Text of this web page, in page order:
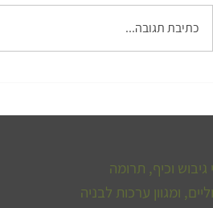
כתיבת תגובה...
וכיף, תרומה
ומגוון ערכות לבניה